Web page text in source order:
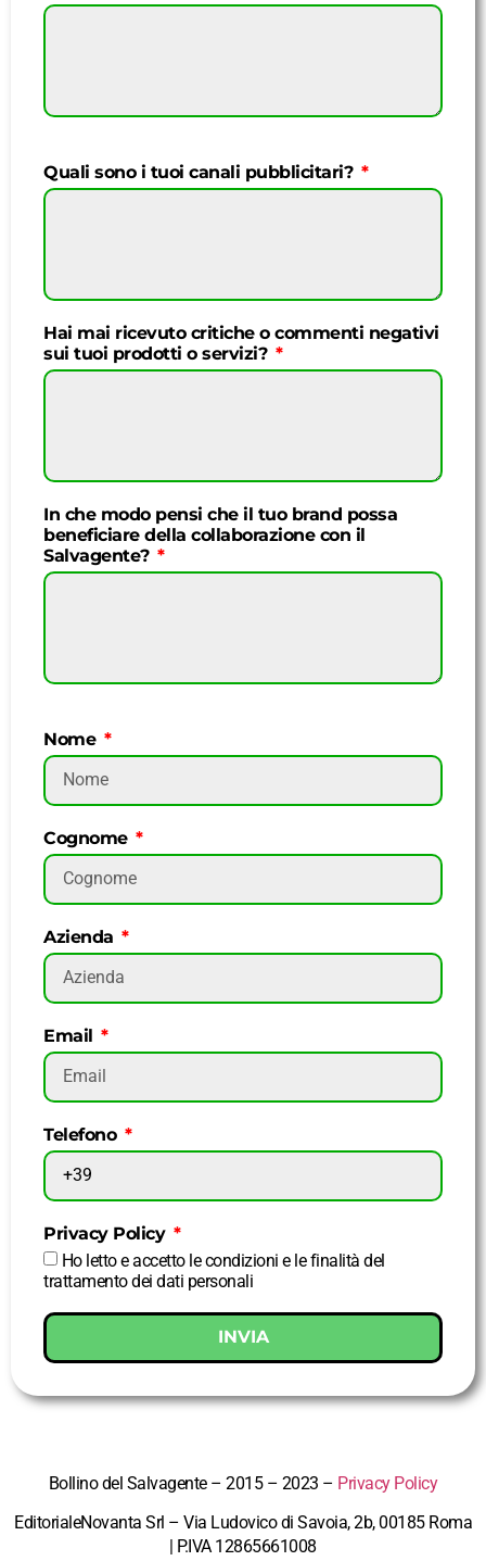
Quali sono i tuoi canali pubblicitari?
Hai mai ricevuto critiche o commenti negativi
sui tuoi prodotti o servizi?
In che modo pensi che il tuo brand possa
beneficiare della collaborazione con il
Salvagente?
Nome
Cognome
Azienda
Email
Telefono
Privacy Policy
Ho letto e accetto le condizioni e le finalità del
trattamento dei dati personali
INVIA
Bollino del Salvagente – 2015 – 2023 – Privacy Policy
EditorialeNovanta Srl – Via Ludovico di Savoia, 2b, 00185 Roma
| P.IVA 12865661008